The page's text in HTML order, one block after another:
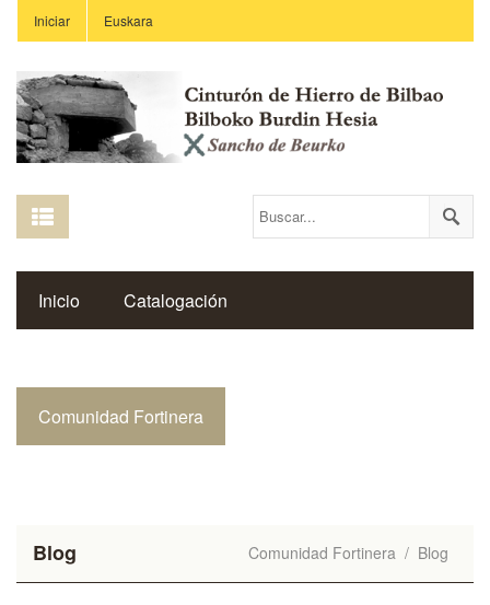
Iniciar Euskara
Inicio Catalogación
Comunidad Fortinera
Blog Comunidad Fortinera / Blog